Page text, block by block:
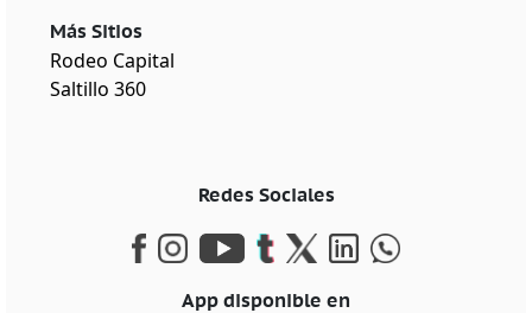
Más Sitios
Rodeo Capital
Saltillo 360
Redes Sociales
App disponible en